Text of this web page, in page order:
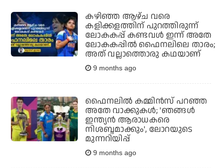
കഴിഞ്ഞ ആഴ്ച വരെ
കളിക്കളത്തിന് പുറത്തിരുന്ന്
ലോകകപ്പ് കണ്ടവള്‍ ഇന്ന് അതേ
ലോകകപ്പില്‍ ഫൈനലിലെ താരം;
അത് വല്ലാത്തൊരു കഥയാണ്
9 months ago
ഫൈനലില്‍ കമ്മിന്‍സ് പറഞ്ഞ
അതേ വാക്കുകള്‍; 'ഞങ്ങള്‍
ഇന്ത്യന്‍ ആരാധകരെ
നിശബ്ദമാക്കും', ലോറയുടെ
മുന്നറിയിപ്പ്
9 months ago